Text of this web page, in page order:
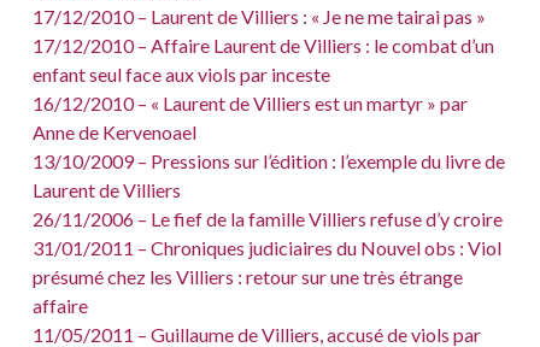
17/12/2010 – Laurent de Villiers : « Je ne me tairai pas »
17/12/2010 – Affaire Laurent de Villiers : le combat d’un
enfant seul face aux viols par inceste
16/12/2010 – « Laurent de Villiers est un martyr » par
Anne de Kervenoael
13/10/2009 – Pressions sur l’édition : l’exemple du livre de
Laurent de Villiers
26/11/2006 – Le fief de la famille Villiers refuse d’y croire
31/01/2011 – Chroniques judiciaires du Nouvel obs : Viol
présumé chez les Villiers : retour sur une très étrange
affaire
11/05/2011 – Guillaume de Villiers, accusé de viols par